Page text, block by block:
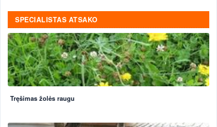
SPECIALISTAS ATSAKO
Tręšimas žolės raugu